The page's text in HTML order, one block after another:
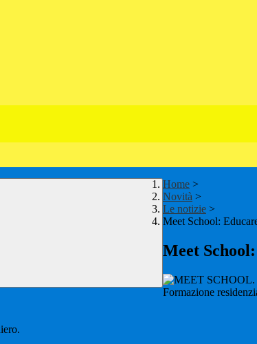
Home >
Novità >
Le notizie >
Meet School:
Meet
Formazione